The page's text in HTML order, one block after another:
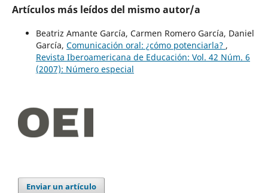
Artículos más leídos del mismo autor/a
Beatriz Amante García, Carmen Romero García, Daniel
García, Comunicación oral: ¿cómo potenciarla? ,
Revista Iberoamericana de Educación: Vol. 42 Núm. 6
(2007): Número especial
Enviar un artículo